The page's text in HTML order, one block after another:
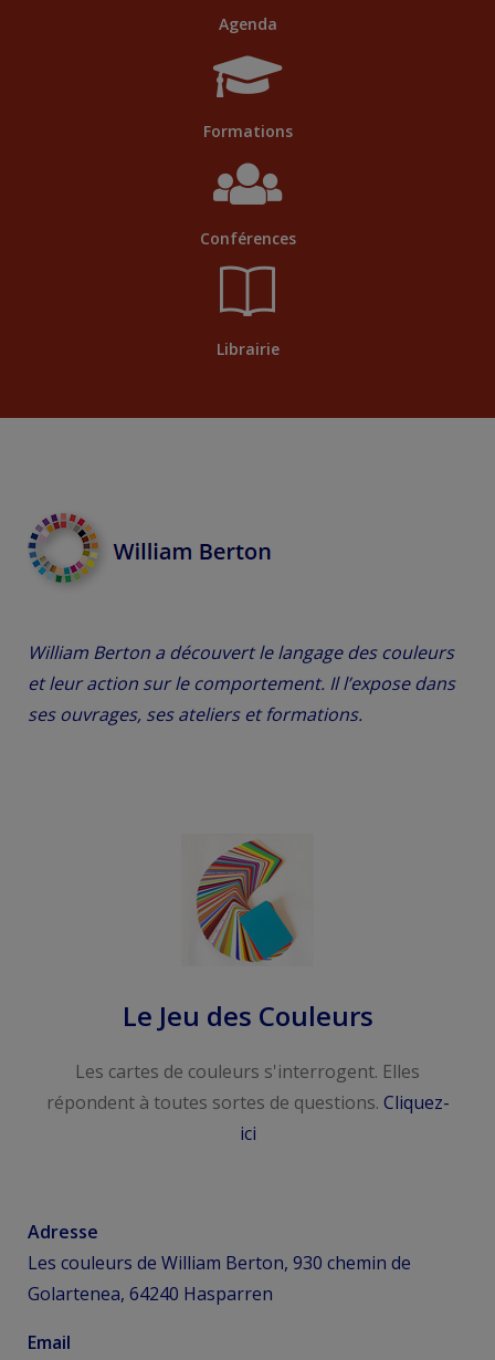
Agenda
Formations
Conférences
Librairie
William Berton a découvert le langage des couleurs
et leur action sur le comportement. Il l’expose dans
ses ouvrages, ses ateliers et formations.
Le Jeu des Couleurs
Les cartes de couleurs s'interrogent. Elles
répondent à toutes sortes de questions. Cliquez-
ici
Adresse
Les couleurs de William Berton, 930 chemin de
Golartenea, 64240 Hasparren
Email